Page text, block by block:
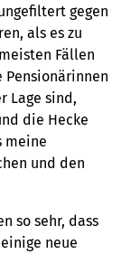
gegen
als es zu
Fällen
Pensionärinnen
Lage sind,
die Hecke
meine
und den
so sehr, dass
neue